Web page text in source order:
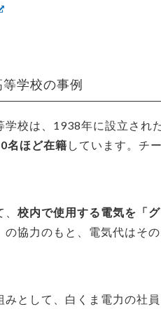
学校の事例
学校は、1938年に設立され
名ほど在籍 しています。チ
校内で使用する電気を「
の協力のもと、電気代はそ
みとして、白くま電力の社